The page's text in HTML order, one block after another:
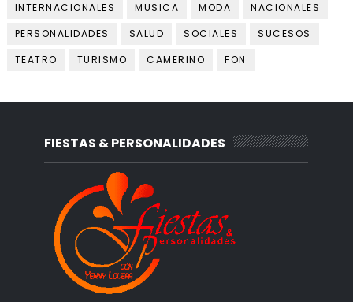
INTERNACIONALES
MUSICA MODA
NACIONALES
PERSONALIDADES
SALUD SOCIALES
SUCESOS
TEATRO
TURISMO CAMERINO FON
FIESTAS & PERSONALIDADES